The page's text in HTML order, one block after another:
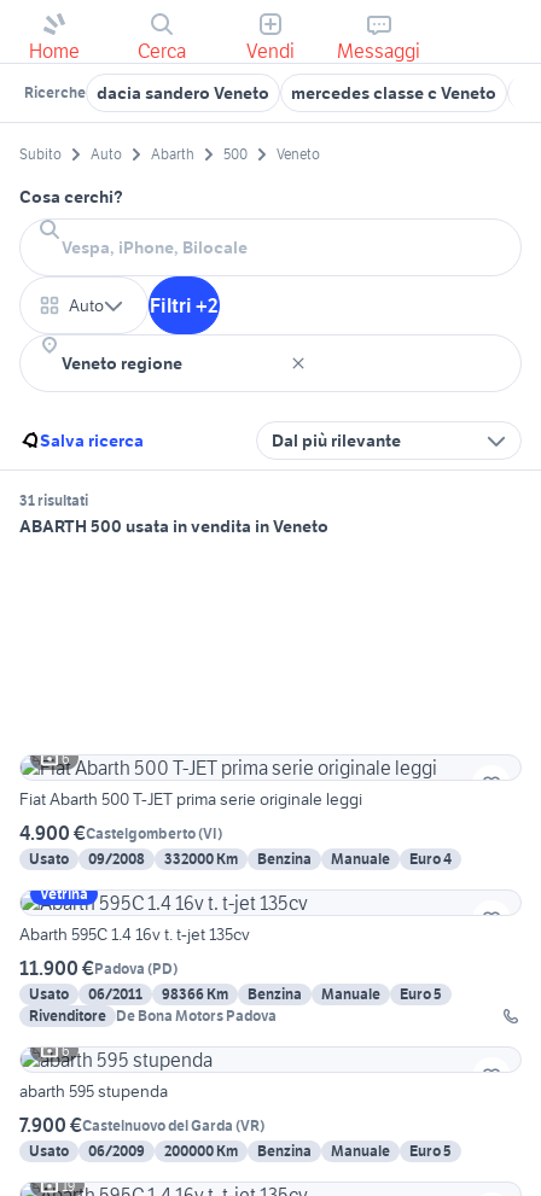
Home Cerca Vendi Messaggi
Ricerche dacia sandero Veneto mercedes classe c Veneto
Subito Auto Abarth 500 Veneto
Cosa cerchi?
Auto Filtri +2
Salva ricerca Dal più rilevante
31 risultati
ABARTH 500 usata in vendita in Veneto
6
Fiat Abarth 500 T-JET prima serie originale leggi
4.900 €Castelgomberto(VI)
Usato
09/2008 332000 Km Benzina Manuale
Euro 4
Vetrina
Abarth 595C 1.4 16v t. t-jet 135cv
11.900 €Padova (PD)
Usato
06/2011 98366 Km Benzina Manuale
Euro 5
Rivenditore De Bona Motors Padova
6
abarth 595 stupenda
7.900 €Castelnuovo del Garda (VR)
Usato
06/2009 200000 Km Benzina Manuale
Euro 5
19